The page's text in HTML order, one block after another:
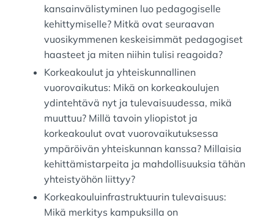
kansainvälistyminen luo pedagogiselle
kehittymiselle? Mitkä ovat seuraavan
vuosikymmenen keskeisimmät pedagogiset
haasteet ja miten niihin tulisi reagoida?
Korkeakoulut ja yhteiskunnallinen
vuorovaikutus: Mikä on korkeakoulujen
ydintehtävä nyt ja tulevaisuudessa, mikä
muuttuu? Millä tavoin yliopistot ja
korkeakoulut ovat vuorovaikutuksessa
ympäröivän yhteiskunnan kanssa? Millaisia
kehittämistarpeita ja mahdollisuuksia tähän
yhteistyöhön liittyy?
Korkeakouluinfrastruktuurin tulevaisuus:
Mikä merkitys kampuksilla on